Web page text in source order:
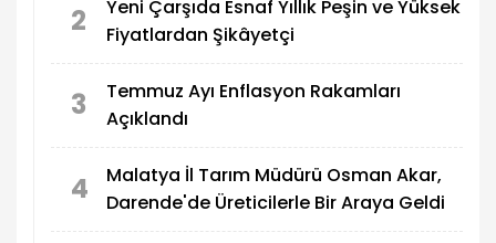
2
Yeni Çarşıda Esnaf Yıllık Peşin ve Yüksek
Fiyatlardan Şikâyetçi
3
Temmuz Ayı Enflasyon Rakamları
Açıklandı
4
Malatya İl Tarım Müdürü Osman Akar,
Darende'de Üreticilerle Bir Araya Geldi